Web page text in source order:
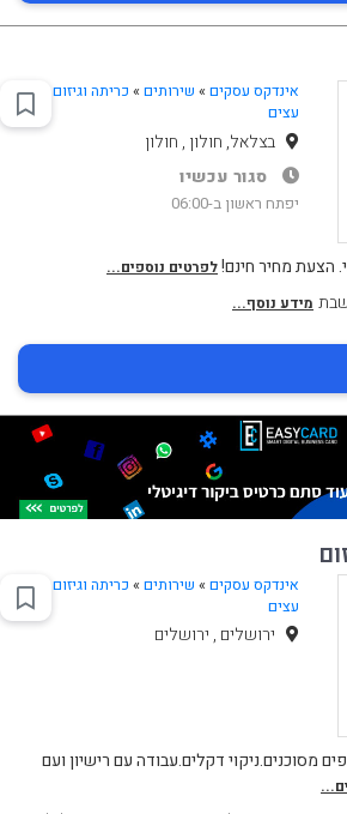
אינדקס עסקים » שירותים» כריתה וגיזום
עצים
בצלאל, חולון , חולון
סגור עכשיו
יפתח ראשון ב-06:00
הצעת מחיר חינם!לפרטים נוספים...
מידע נוסף...
אינדקס עסקים » שירותים» כריתה וגיזום
עצים
ירושלים , ירושלים
מסוכנים.ניקוי דקלים.עבודה עם רישיון ועם